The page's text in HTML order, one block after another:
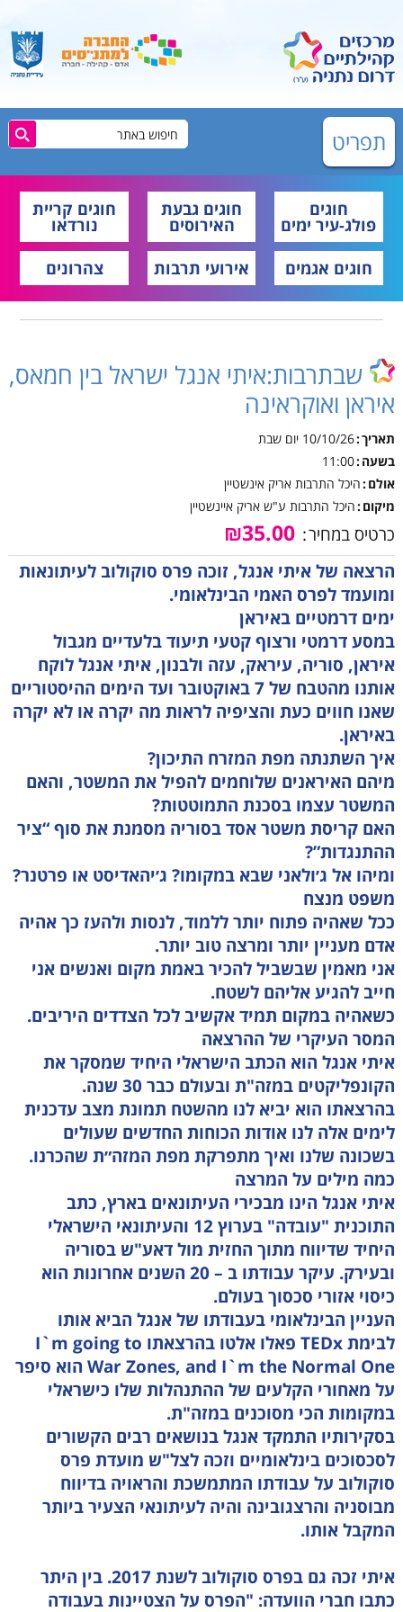
תפריט
חוגים
פולג-עיר ימים
חוגים גבעת
האירוסים
חוגים קריית
נורדאו
חוגים אגמים
אירועי תרבות צהרונים
שבתרבות:איתי אנגל ישראל בין חמאס,
איראן ואוקראינה
תאריך 10/10/26 יום שבת
בשעה 11:00
אולם היכל התרבות אריק אינשטיין
מיקום היכל התרבות ע"ש אריק איינשטיין
כרטיס במחיר
הרצאה של איתי אנגל, זוכה פרס סוקולוב לעיתונאות
ומועמד לפרס האמי הבינלאומי.
ימים דרמטיים באיראן
במסע דרמטי ורצוף קטעי תיעוד בלעדיים מגבול
איראן, סוריה, עיראק, עזה ולבנון, איתי אנגל לוקח
אותנו מהטבח של 7 באוקטובר ועד הימים ההיסטוריים
שאנו חווים כעת והציפיה לראות מה יקרה או לא יקרה
באיראן.
איך השתנתה מפת המזרח התיכון?
מיהם האיראנים שלוחמים להפיל את המשטר, והאם
המשטר עצמו בסכנת התמוטטות?
האם קריסת משטר אסד בסוריה מסמנת את סוף “ציר
ההתנגדות”?
ומיהו אל ג׳ולאני שבא במקומו? ג׳יהאדיסט או פרטנר?
משפט מנצח
ככל שאהיה פתוח יותר ללמוד, לנסות ולהעז כך אהיה
אדם מעניין יותר ומרצה טוב יותר.
אני מאמין שבשביל להכיר באמת מקום ואנשים אני
חייב להגיע אליהם לשטח.
כשאהיה במקום תמיד אקשיב לכל הצדדים היריבים.
המסר העיקרי של ההרצאה
איתי אנגל הוא הכתב הישראלי היחיד שמסקר את
הקונפליקטים במזה"ת ובעולם כבר 30 שנה.
בהרצאתו הוא יביא לנו מהשטח תמונת מצב עדכנית
לימים אלה לנו אודות הכוחות החדשים שעולים
בשכונה שלנו ואיך מתפרקת מפת המזה״ת שהכרנו.
כמה מילים על המרצה
איתי אנגל הינו מבכירי העיתונאים בארץ, כתב
התוכנית "עובדה" בערוץ 12 והעיתונאי הישראלי
היחיד שדיווח מתוך החזית מול דאע"ש בסוריה
ובעירק. עיקר עבודתו ב – 20 השנים אחרונות הוא
כיסוי אזורי סכסוך בעולם.
העניין הבינלאומי בעבודתו של אנגל הביא אותו
לבימת TEDx פאלו אלטו בהרצאתו I`m going to
War Zones, and I`m the Normal One הוא סיפר
על מאחורי הקלעים של ההתנהלות שלו כישראלי
במקומות הכי מסוכנים במזה"ת.
בסקירותיו התמקד אנגל בנושאים רבים הקשורים
לסכסוכים בינלאומיים וזכה לצל"ש מועדת פרס
סוקולוב על עבודתו המתמשכת והראויה בדיווח
מבוסניה והרצגובינה והיה לעיתונאי הצעיר ביותר
המקבל אותו.
איתי זכה גם בפרס סוקולוב לשנת 2017. בין היתר
כתבו חברי הוועדה: "הפרס על הצטיינות בעבודה